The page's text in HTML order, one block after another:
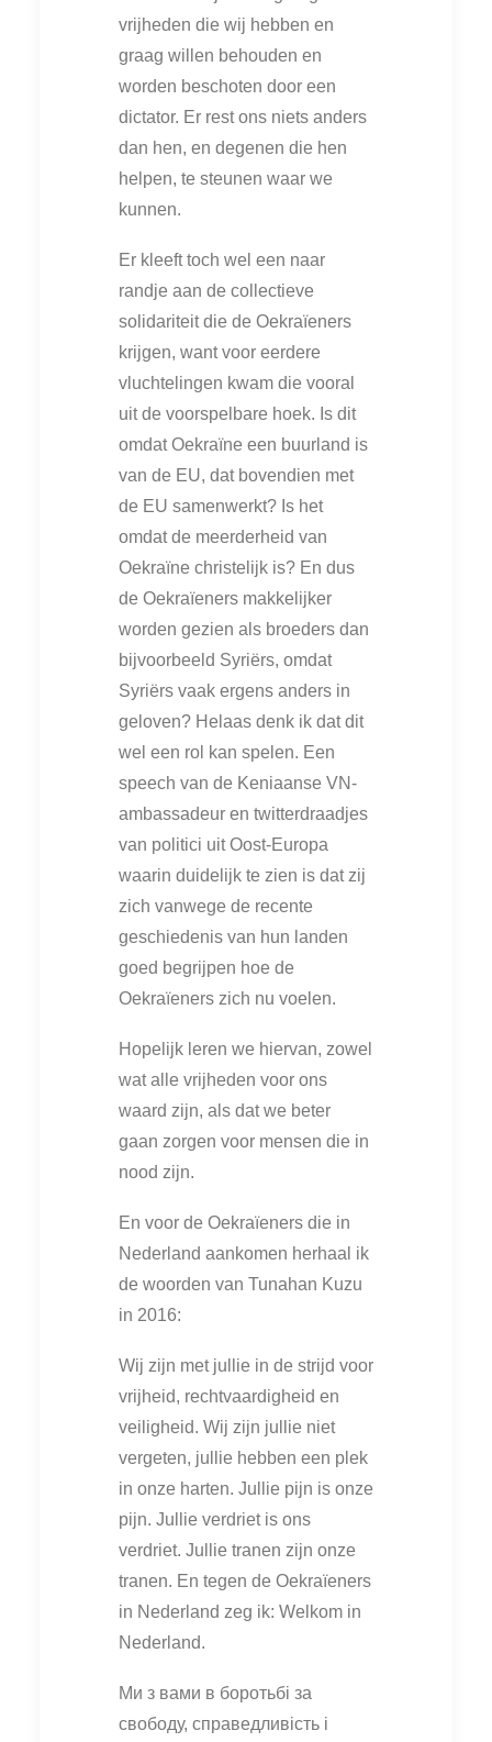
vrijheden die wij hebben en
graag willen behouden en
worden beschoten door een
dictator. Er rest ons niets anders
dan hen, en degenen die hen
helpen, te steunen waar we
kunnen.
Er kleeft toch wel een naar
randje aan de collectieve
solidariteit die de Oekraïeners
krijgen, want voor eerdere
vluchtelingen kwam die vooral
uit de voorspelbare hoek. Is dit
omdat Oekraïne een buurland is
van de EU, dat bovendien met
de EU samenwerkt? Is het
omdat de meerderheid van
Oekraïne christelijk is? En dus
de Oekraïeners makkelijker
worden gezien als broeders dan
bijvoorbeeld Syriërs, omdat
Syriërs vaak ergens anders in
geloven? Helaas denk ik dat dit
wel een rol kan spelen. Een
speech van de Keniaanse VN-
ambassadeur en twitterdraadjes
van politici uit Oost-Europa
waarin duidelijk te zien is dat zij
zich vanwege de recente
geschiedenis van hun landen
goed begrijpen hoe de
Oekraïeners zich nu voelen.
Hopelijk leren we hiervan, zowel
wat alle vrijheden voor ons
waard zijn, als dat we beter
gaan zorgen voor mensen die in
nood zijn.
En voor de Oekraïeners die in
Nederland aankomen herhaal ik
de woorden van Tunahan Kuzu
in 2016:
Wij zijn met jullie in de strijd voor
vrijheid, rechtvaardigheid en
veiligheid. Wij zijn jullie niet
vergeten, jullie hebben een plek
in onze harten. Jullie pijn is onze
pijn. Jullie verdriet is ons
verdriet. Jullie tranen zijn onze
tranen. En tegen de Oekraïeners
in Nederland zeg ik: Welkom in
Nederland.
Ми з вами в боротьбі за
свободу, справедливість і